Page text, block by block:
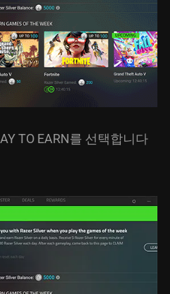
TO EARN를 선택합니다